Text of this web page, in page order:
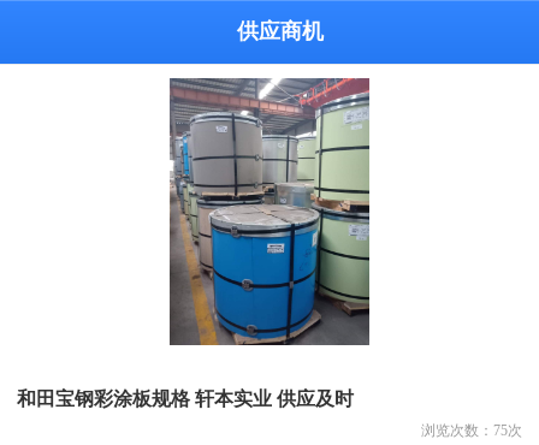
供应商机
和田宝钢彩涂板规格 轩本实业 供应及时
浏览次数： 75次